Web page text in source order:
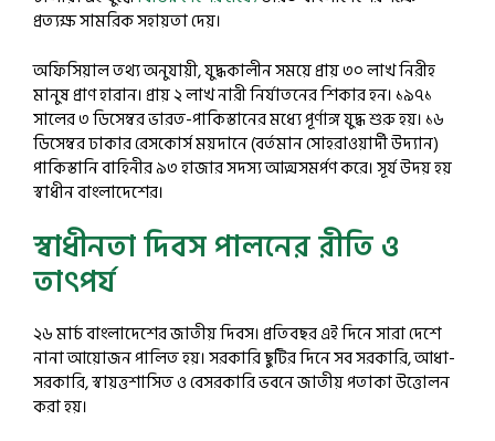
প্রত্যক্ষ সামরিক সহায়তা দেয়।
অফিসিয়াল তথ্য অনুযায়ী, যুদ্ধকালীন সময়ে প্রায় ৩০ লাখ নিরীহ
মানুষ প্রাণ হারান। প্রায় ২ লাখ নারী নির্যাতনের শিকার হন। ১৯৭১
সালের ৩ ডিসেম্বর ভারত-পাকিস্তানের মধ্যে পূর্ণাঙ্গ যুদ্ধ শুরু হয়। ১৬
ডিসেম্বর ঢাকার রেসকোর্স ময়দানে (বর্তমান সোহরাওয়ার্দী উদ্যান)
পাকিস্তানি বাহিনীর ৯৩ হাজার সদস্য আত্মসমর্পণ করে। সূর্য উদয় হয়
স্বাধীন বাংলাদেশের।
স্বাধীনতা দিবস পালনের রীতি ও
তাৎপর্য
২৬ মার্চ বাংলাদেশের জাতীয় দিবস। প্রতিবছর এই দিনে সারা দেশে
নানা আয়োজন পালিত হয়। সরকারি ছুটির দিনে সব সরকারি, আধা-
সরকারি, স্বায়ত্তশাসিত ও বেসরকারি ভবনে জাতীয় পতাকা উত্তোলন
করা হয়।